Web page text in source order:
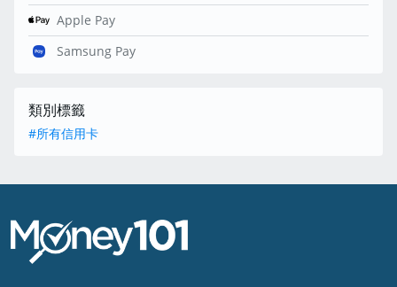
Apple Pay
Samsung Pay
類別標籤
#所有信用卡